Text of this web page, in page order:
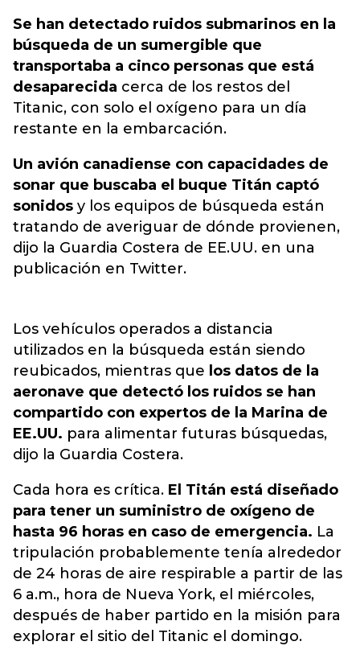
Se han detectado ruidos submarinos en la
búsqueda de un sumergible que
transportaba a cinco personas que está
desaparecida cerca de los restos del
Titanic, con solo el oxígeno para un día
restante en la embarcación.
Un avión canadiense con capacidades de
sonar que buscaba el buque Titán captó
sonidos y los equipos de búsqueda están
tratando de averiguar de dónde provienen,
dijo la Guardia Costera de EE.UU. en una
publicación en Twitter.
Los vehículos operados a distancia
utilizados en la búsqueda están siendo
reubicados, mientras que los datos de la
aeronave que detectó los ruidos se han
compartido con expertos de la Marina de
EE.UU. para alimentar futuras búsquedas,
dijo la Guardia Costera.
Cada hora es crítica. El Titán está diseñado
para tener un suministro de oxígeno de
hasta 96 horas en caso de emergencia. La
tripulación probablemente tenía alrededor
de 24 horas de aire respirable a partir de las
6 a.m., hora de Nueva York, el miércoles,
después de haber partido en la misión para
explorar el sitio del Titanic el domingo.